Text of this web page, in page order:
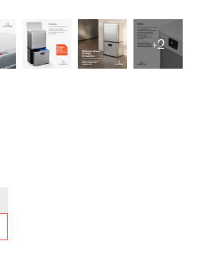
+2